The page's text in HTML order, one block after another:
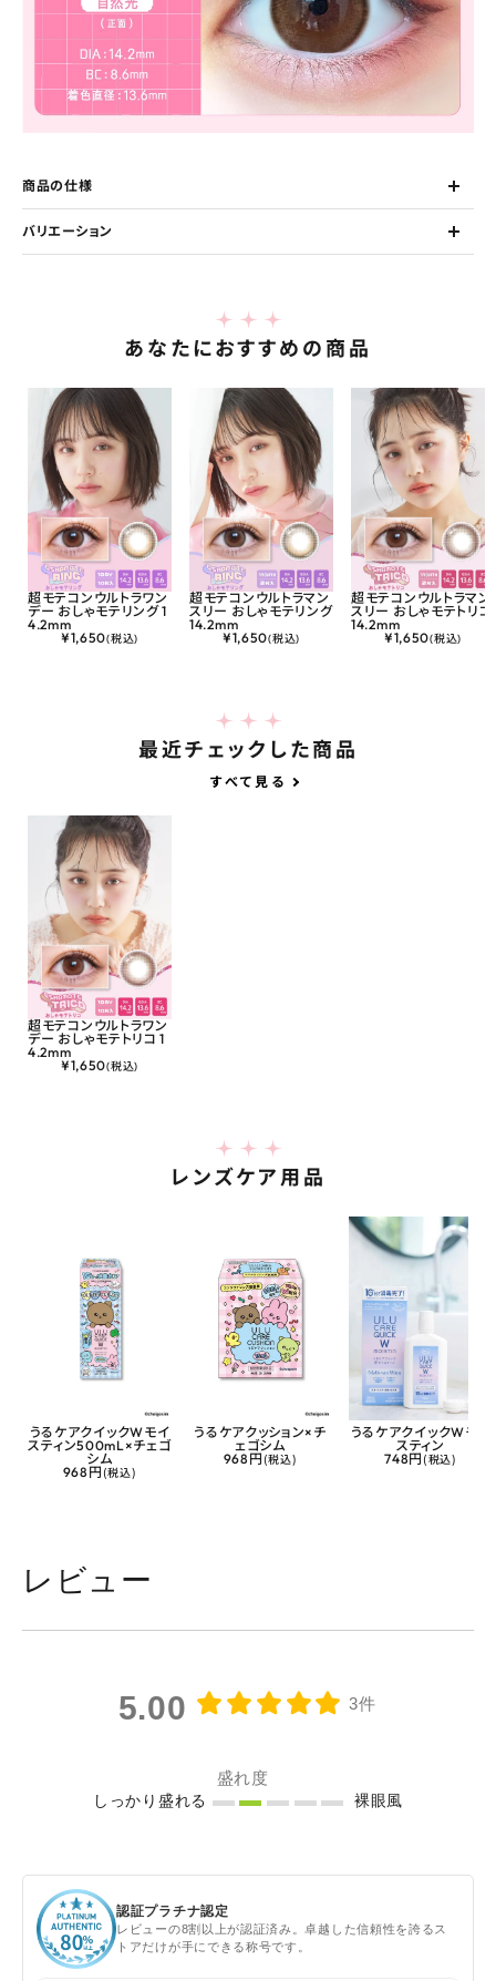
商品の仕様
バリエーション
あなたにおすすめの商品
超モテコンウルトラワン
デー おしゃモテリング 1
4.2mm
¥1,650(税込)
超モテコンウルトラマン
スリー おしゃモテリング
14.2mm
¥1,650(税込)
超モテコンウルトラマン
スリー おしゃモテトリコ
14.2mm
¥1,650(税込)
最近チェックした商品
すべて見る
超モテコンウルトラワン
デー おしゃモテトリコ 1
4.2mm
¥1,650(税込)
レンズケア用品
うるケアクイックWモイ
スティン500mL×チェゴ
シム
968円 (税込)
うるケアクッション×チ
ェゴシム
968円 (税込)
うるケアクイックWモイ
スティン
748円 (税込)
レビュー
5.00 3件
盛れ度
しっかり盛れる 裸眼風
認証プラチナ認定
レビューの8割以上が認証済み。卓越した信頼性を誇るス
トアだけが手にできる称号です。